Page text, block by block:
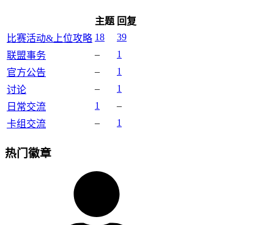
主题 回复
比赛活动&上位攻略 18
39
联盟事务
–
1
官方公告
–
1
讨论
–
1
日常交流
1
–
卡组交流
– 1
热门徽章